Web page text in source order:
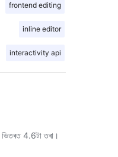
frontend editing
inline editor
interactivity api
ভিতৰত4.6টা তৰা।